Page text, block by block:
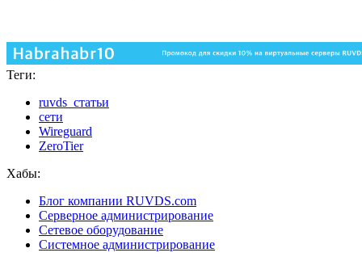
Теги:
ruvds_статьи
сети
Wireguard
ZeroTier
Хабы:
Блог компании RUVDS.com
Серверное администрирование
Сетевое оборудование
Системное администрирование